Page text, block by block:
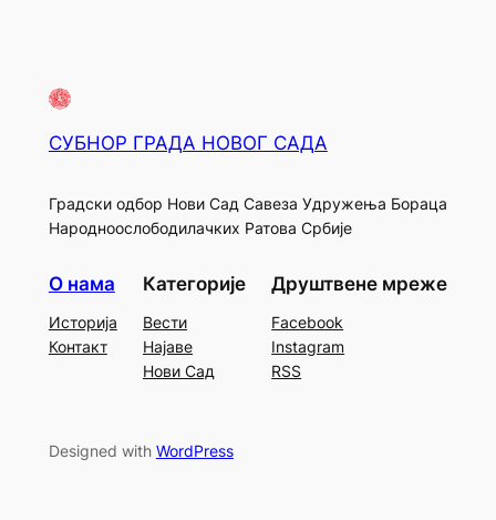
СУБНОР ГРАДА НОВОГ САДА
Градски одбор Нови Сад Савеза Удружења Бораца
Народноослободилачких Ратова Србије
О нама
Историја
Контакт
Категорије
Вести
Најаве
Нови Сад
Друштвене мреже
Facebook
Instagram
RSS
Designed with WordPress